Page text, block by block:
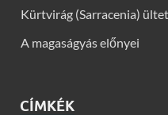
Kürtvirág (Sarracenia)
A magaságyás előnyei
CÍMKÉK